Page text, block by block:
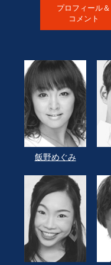
プロフィール＆
コメント
飯野めぐみ